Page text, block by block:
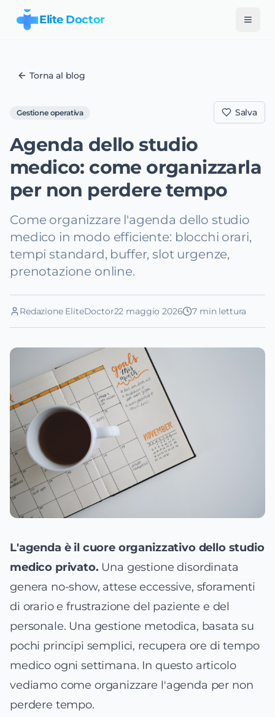
Elite Doctor
Torna al blog
Gestione operativa Salva
Agenda dello studio
medico: come organizzarla
per non perdere tempo
Come organizzare l'agenda dello studio
medico in modo efficiente: blocchi orari,
tempi standard, buffer, slot urgenze,
prenotazione online.
Redazione EliteDoctor22 maggio 2026 7 min lettura
L'agenda è il cuore organizzativo dello studio
medico privato. Una gestione disordinata
genera no-show, attese eccessive, sforamenti
di orario e frustrazione del paziente e del
personale. Una gestione metodica, basata su
pochi principi semplici, recupera ore di tempo
medico ogni settimana. In questo articolo
vediamo come organizzare l'agenda per non
perdere tempo.